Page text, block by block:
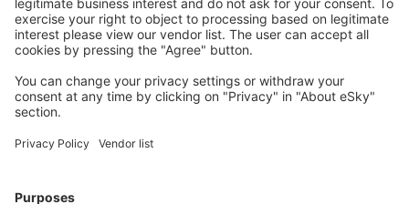
Wählen Sie aus über 1,3 Millionen Unterkünften: Hotels,
Hütten, Apartments und andere.
Meist gesuchte Hotels von eSky-Nutzern
Hotels in Spanien - Beliebte Städte